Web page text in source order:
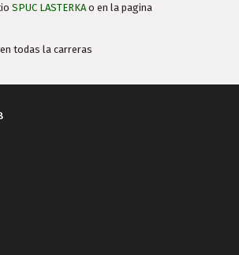
SPUC LASTERKA o en la pagina
todas la carreras